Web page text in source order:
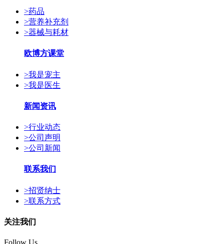
>药品
>营养补充剂
>器械与耗材
欧博方课堂
>我是宠主
>我是医生
新闻资讯
>行业动态
>公司声明
>公司新闻
联系我们
>招贤纳士
>联系方式
关注我们